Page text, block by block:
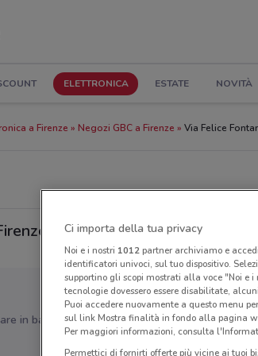
ELETTRONICA ESTATE NOVITÀ
a Firenze Negozi GBC a Firenze Via Felice
in base agli ultimi provvedimenti regionali o
Ci importa della tua privacy
Noi e i nostri 1012partner archiviamo e
identificatori univoci, sul tuo dispositivo.
supportino gli scopi mostrati alla voce "Noi e
tecnologie dovessero essere disabilitate,
Puoi accedere nuovamente a questo menu
sul link Mostra finalità in fondo alla pagina
Per maggiori informazioni, consulta
Permettici di fornirti offerte più vicine ai tuoi